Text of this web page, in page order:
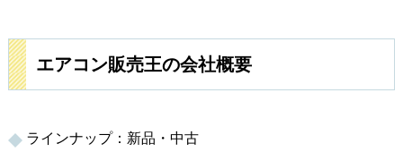
エアコン販売王の会社概要
ラインナップ：新品・中古